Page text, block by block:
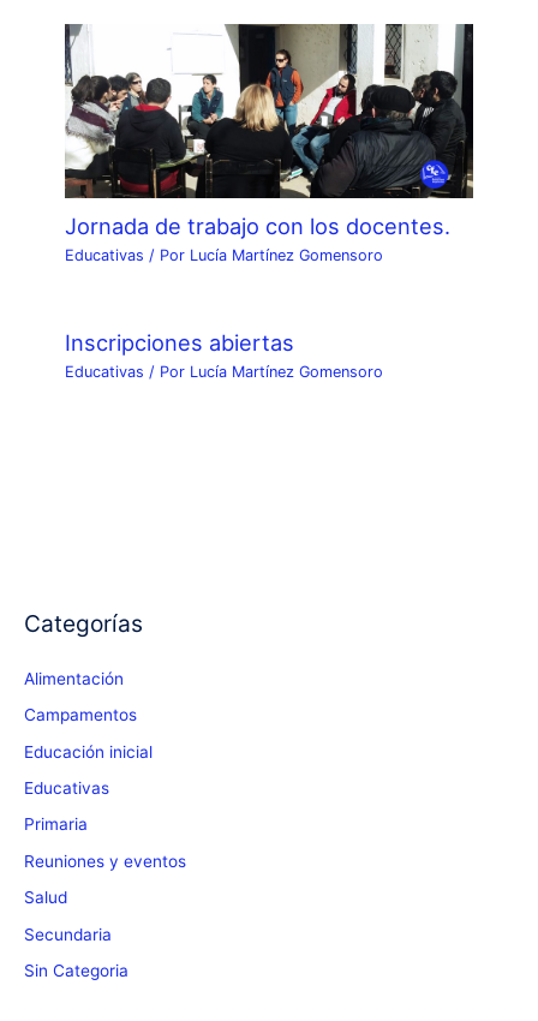
Jornada de trabajo con los docentes.
Educativas / Por Lucía Martínez Gomensoro
Inscripciones abiertas
Educativas / Por Lucía Martínez Gomensoro
Categorías
Alimentación
Campamentos
Educación inicial
Educativas
Primaria
Reuniones y eventos
Salud
Secundaria
Sin Categoria